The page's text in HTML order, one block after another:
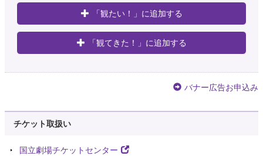
「観たい！」に追加する
「観てきた！」に追加する
バナー広告お申込み
チケット取扱い
国立劇場チケットセンター